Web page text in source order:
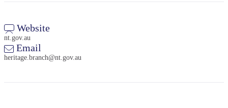
Website
nt.gov.au
Email
heritage.branch@nt.gov.au